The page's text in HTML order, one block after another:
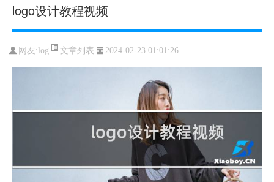
logo设计教程视频
网友: log 文章列表 2024-02-23 01:01:26